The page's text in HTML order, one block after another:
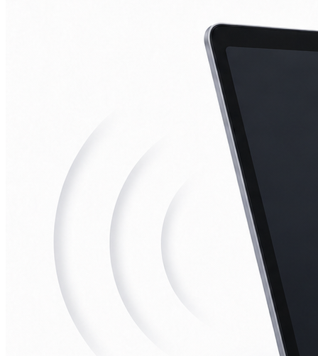
iPad mini
iPad mini 2
iPad mini 3
iPad mini 5
Ремонт Macbook